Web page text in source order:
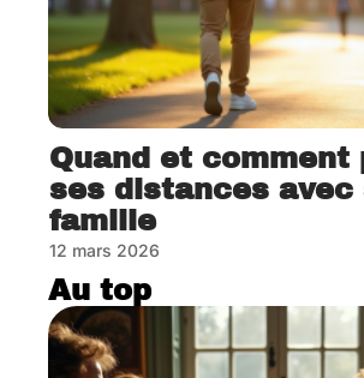
Quand et comment
ses distances avec
famille
12 mars 2026
Au top